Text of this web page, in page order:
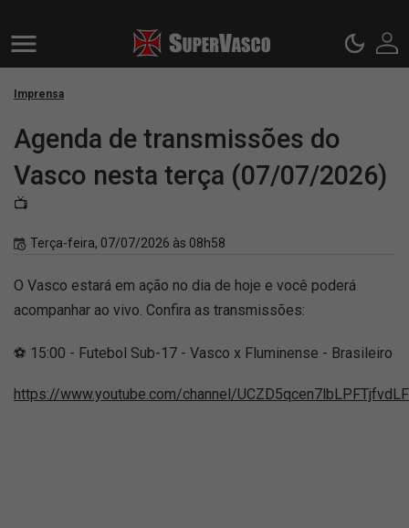
Imprensa
Agenda de transmissões do
Vasco nesta terça (07/07/2026)
📺
Terça-feira, 07/07/2026 às 08h58
O Vasco estará em ação no dia de hoje e você poderá
acompanhar ao vivo. Confira as transmissões:
⚽ 15:00 - Futebol Sub-17 - Vasco x Fluminense - Brasileiro
https://www.youtube.com/channel/